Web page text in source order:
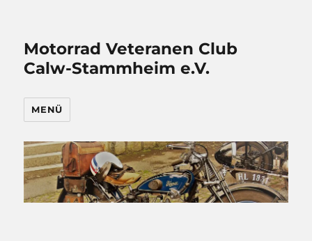
Motorrad Veteranen Club
Calw-Stammheim e.V.
MENÜ